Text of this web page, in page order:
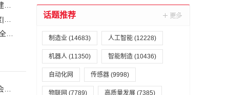
白鹤滩水电站全部机组投产发电 世界最大清洁能源走廊全面建成|将为建设新型能源体系、保障国家能源安全、实现“双碳”目标提供有力支撑
自动化科技将在乡村振兴工作中大有作为|《关于做好2023年全面推进乡村振兴重点工作的意见》发布 (1)
杨杰理事长出席2026中国互联网大会—算电协同高质量发展会议并致辞
话题推荐
制造业 (14683) 人工智能 (12228)
机器人 (11350) 智能制造 (10436)
自动化网 传感器 (9998)
物联网 (7789) 高质量发展 (7385)